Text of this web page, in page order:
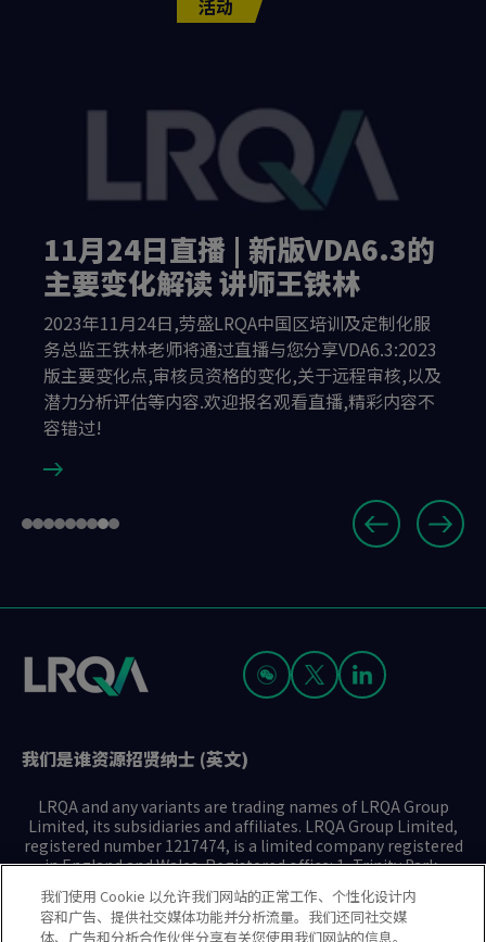
11月24日直播 | 新版VDA6.3的
主要变化解读 讲师王铁林
活动
2023年11月24日,劳盛LRQA中国区培训及定制化服
务总监王铁林老师将通过直播与您分享VDA6.3:2023
版主要变化点,审核员资格的变化,关于远程审核,以及
潜力分析评估等内容.欢迎报名观看直播,精彩内容不
容错过!
Slide
Go
1
Go
2
Go
3
Go
4
Go
5
Go
6
Go
7
Go
8
Go
9
我们是谁资源招贤纳士 (英文)
LRQA and any variants are trading names of LRQA Group
Limited, its subsidiaries and affiliates. LRQA Group Limited,
registered number 1217474, is a limited company registered
in England and Wales. Registered office: 1, Trinity Park,
Bickenhill Lane, Birmingham B37 7ES. © 2025 LRQA Group
Limited.
我们使用 Cookie 以允许我们网站的正常工作、个性化设计内
容和广告、提供社交媒体功能并分析流量。我们还同社交媒
体、广告和分析合作伙伴分享有关您使用我们网站的信息。